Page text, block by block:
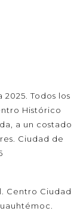
Todos los
Histórico
a un costado
Ciudad de
Centro Ciudad